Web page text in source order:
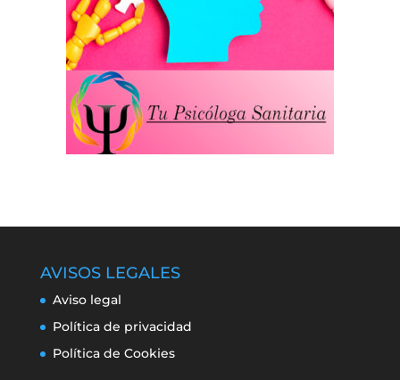
AVISOS LEGALES
Aviso legal
Política de privacidad
Política de Cookies